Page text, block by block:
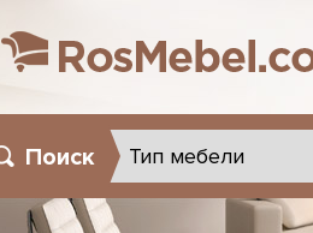
Поиск